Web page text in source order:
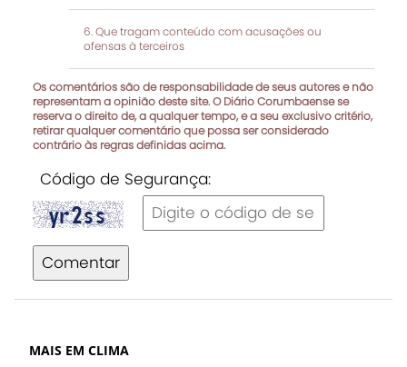
Que tragam conteúdo com acusações ou
ofensas à terceiros
Os comentários são de responsabilidade de seus autores e não
representam a opinião deste site. O Diário Corumbaense se
reserva o direito de, a qualquer tempo, e a seu exclusivo critério,
retirar qualquer comentário que possa ser considerado
contrário às regras definidas acima.
Código de Segurança:
Comentar
MAIS EM CLIMA